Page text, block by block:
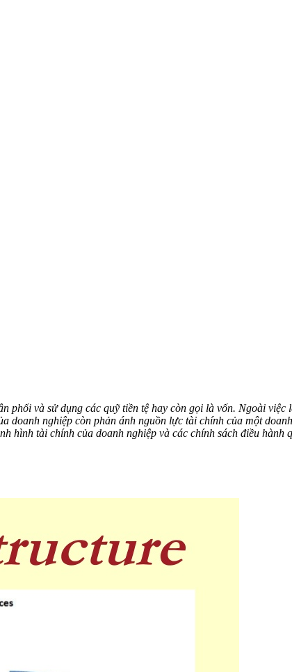
phối và sử dụng các quỹ tiền tệ hay còn gọi là vốn. Ngoài
doanh nghiệp còn phản ánh nguồn lực tài chính của một
hình tài chính của doanh nghiệp và các chính sách điều hành